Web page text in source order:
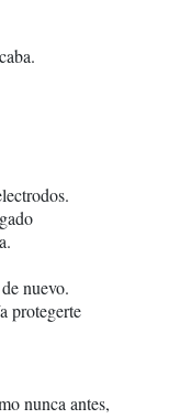
nuevo.
protegerte
nunca antes,